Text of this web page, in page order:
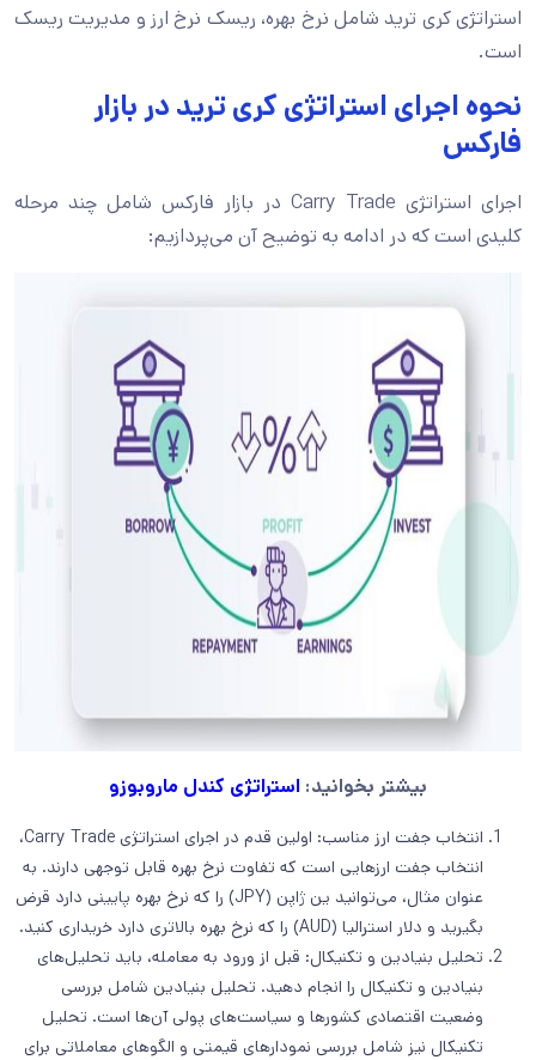
استراتژی کری ترید شامل نرخ بهره، ریسک نرخ ارز و مدیریت ریسک
است.
نحوه اجرای استراتژی کری ترید در بازار
فارکس
اجرای استراتژی Carry Trade در بازار فارکس شامل چند مرحله
کلیدی است که در ادامه به توضیح آن می‌پردازیم:
بیشتر بخوانید: استراتژی کندل ماروبوزو
انتخاب جفت ارز مناسب: اولین قدم در اجرای استراتژی Carry Trade،
انتخاب جفت ارزهایی است که تفاوت نرخ بهره قابل توجهی دارند. به
عنوان مثال، می‌توانید ین ژاپن (JPY) را که نرخ بهره پایینی دارد قرض
بگیرید و دلار استرالیا (AUD) را که نرخ بهره بالاتری دارد خریداری کنید.
تحلیل بنیادین و تکنیکال: قبل از ورود به معامله، باید تحلیل‌های
بنیادین و تکنیکال را انجام دهید. تحلیل بنیادین شامل بررسی
وضعیت اقتصادی کشورها و سیاست‌های پولی آن‌ها است. تحلیل
تکنیکال نیز شامل بررسی نمودارهای قیمتی و الگوهای معاملاتی برای